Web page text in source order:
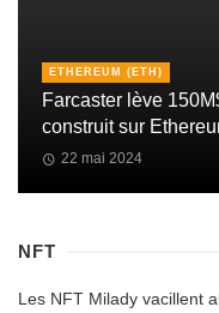
ETHEREUM (ETH)
Farcaster lève
construit sur
22 mai 2024
NFT
Les NFT Milady vacillent